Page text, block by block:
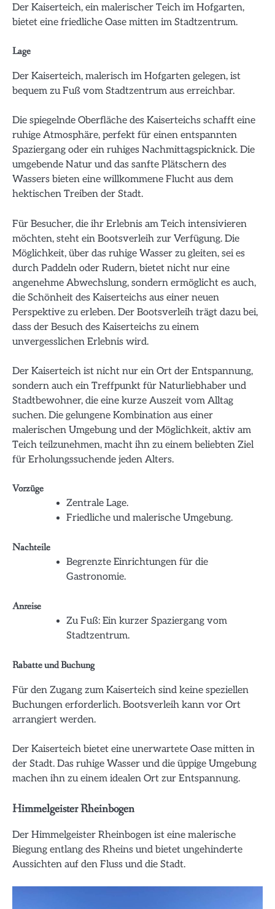
Der Kaiserteich, ein malerischer Teich im Hofgarten,
bietet eine friedliche Oase mitten im Stadtzentrum.
Lage
Der Kaiserteich, malerisch im Hofgarten gelegen, ist
bequem zu Fuß vom Stadtzentrum aus erreichbar.
Die spiegelnde Oberfläche des Kaiserteichs schafft eine
ruhige Atmosphäre, perfekt für einen entspannten
Spaziergang oder ein ruhiges Nachmittagspicknick. Die
umgebende Natur und das sanfte Plätschern des
Wassers bieten eine willkommene Flucht aus dem
hektischen Treiben der Stadt.
Für Besucher, die ihr Erlebnis am Teich intensivieren
möchten, steht ein Bootsverleih zur Verfügung. Die
Möglichkeit, über das ruhige Wasser zu gleiten, sei es
durch Paddeln oder Rudern, bietet nicht nur eine
angenehme Abwechslung, sondern ermöglicht es auch,
die Schönheit des Kaiserteichs aus einer neuen
Perspektive zu erleben. Der Bootsverleih trägt dazu bei,
dass der Besuch des Kaiserteichs zu einem
unvergesslichen Erlebnis wird.
Der Kaiserteich ist nicht nur ein Ort der Entspannung,
sondern auch ein Treffpunkt für Naturliebhaber und
Stadtbewohner, die eine kurze Auszeit vom Alltag
suchen. Die gelungene Kombination aus einer
malerischen Umgebung und der Möglichkeit, aktiv am
Teich teilzunehmen, macht ihn zu einem beliebten Ziel
für Erholungssuchende jeden Alters.
Vorzüge
Zentrale Lage.
Friedliche und malerische Umgebung.
Nachteile
Begrenzte Einrichtungen für die
Gastronomie.
Anreise
Zu Fuß: Ein kurzer Spaziergang vom
Stadtzentrum.
Rabatte und Buchung
Für den Zugang zum Kaiserteich sind keine speziellen
Buchungen erforderlich. Bootsverleih kann vor Ort
arrangiert werden.
Der Kaiserteich bietet eine unerwartete Oase mitten in
der Stadt. Das ruhige Wasser und die üppige Umgebung
machen ihn zu einem idealen Ort zur Entspannung.
Himmelgeister Rheinbogen
Der Himmelgeister Rheinbogen ist eine malerische
Biegung entlang des Rheins und bietet ungehinderte
Aussichten auf den Fluss und die Stadt.